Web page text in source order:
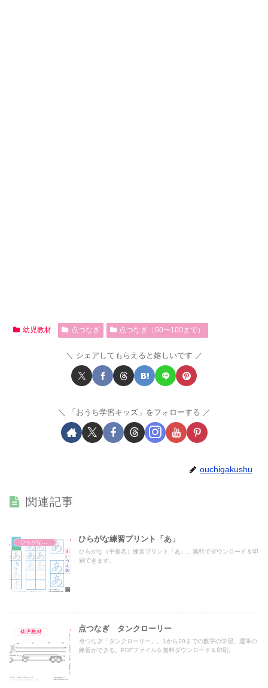
幼児教材 点つなぎ 点つなぎ（60〜100まで）
シェアしてもらえると嬉しいです
「おうち学習キッズ」をフォローする
ouchigakushu
関連記事
ひらがな練習プリント「あ」
ひらがな（平仮名）練習プリント「あ」。無料でダウンロード＆印
刷できます。
幼児教材 点つなぎ タンクローリー
点つなぎ「タンクローリー」。1から20までの数字の学習、運筆の
練習ができる。PDFファイルを無料ダウンロード＆印刷。